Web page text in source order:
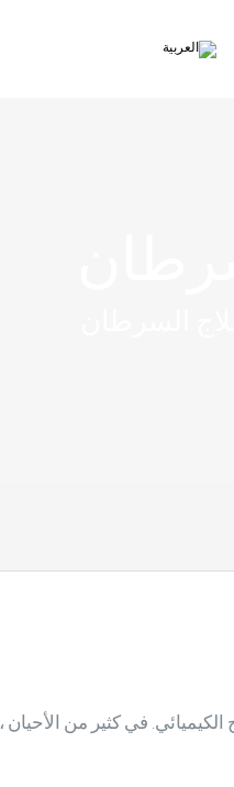
في كثير من الأحيان